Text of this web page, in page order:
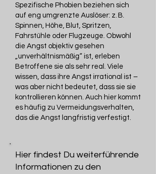
Spezifische Phobien beziehen sich
auf eng umgrenzte Auslöser: z. B.
Spinnen, Höhe, Blut, Spritzen,
Fahrstühle oder Flugzeuge. Obwohl
die Angst objektiv gesehen
„unverhältnismäßig“ ist, erleben
Betroffene sie als sehr real. Viele
wissen, dass ihre Angst irrational ist –
was aber nicht bedeutet, dass sie sie
kontrollieren können. Auch hier kommt
es häufig zu Vermeidungsverhalten,
das die Angst langfristig verfestigt.
Hier findest Du weiterführende
Informationen zu den